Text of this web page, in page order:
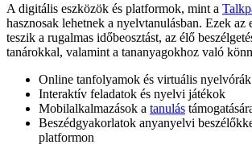
A digitális eszközök és platformok, mint a
hasznosak lehetnek a nyelvtanulásban. Ezek az
teszik a rugalmas időbeosztást, az élő
tanárokkal, valamint a tananyagokhoz való
Online tanfolyamok és virtuális nyelvórák
Interaktív feladatok és nyelvi játékok
Mobilalkalmazások a tanulás
Beszédgyakorlatok anyanyelvi
platformon